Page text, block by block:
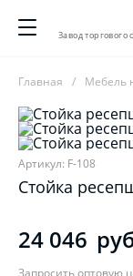
Завод торгового
Главная Мебель
Артикул: F-108
Стойка
24 046
Запросить оптовую